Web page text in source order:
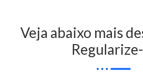
Veja abaixo mais